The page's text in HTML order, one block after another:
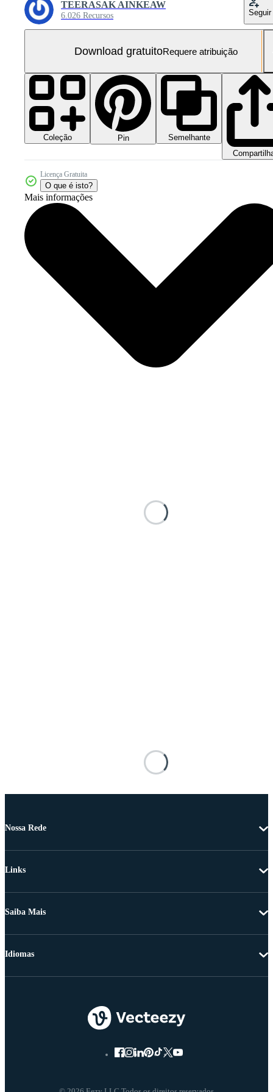
TEERASAK AINKEAW
6.026 Recursos Seguir
Download gratuitoRequere atribuição
Coleção Pin
Semelhante
Licença Gratuita
O que é isto?
Mais informações
Nossa Rede
Links
Saiba Mais
Idiomas